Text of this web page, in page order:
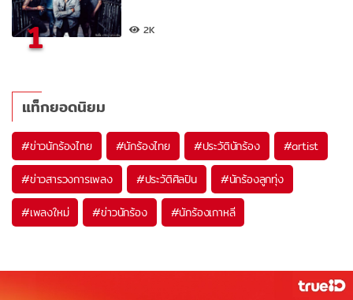
1 2K
แท็กยอดนิยม
#ข่าวนักร้องไทย #นักร้องไทย #ประวัตินักร้อง #artist
#ข่าวสารวงการเพลง #ประวัติศิลปิน #นักร้องลูกทุ่ง
#เพลงใหม่ #ข่าวนักร้อง #นักร้องเกาหลี